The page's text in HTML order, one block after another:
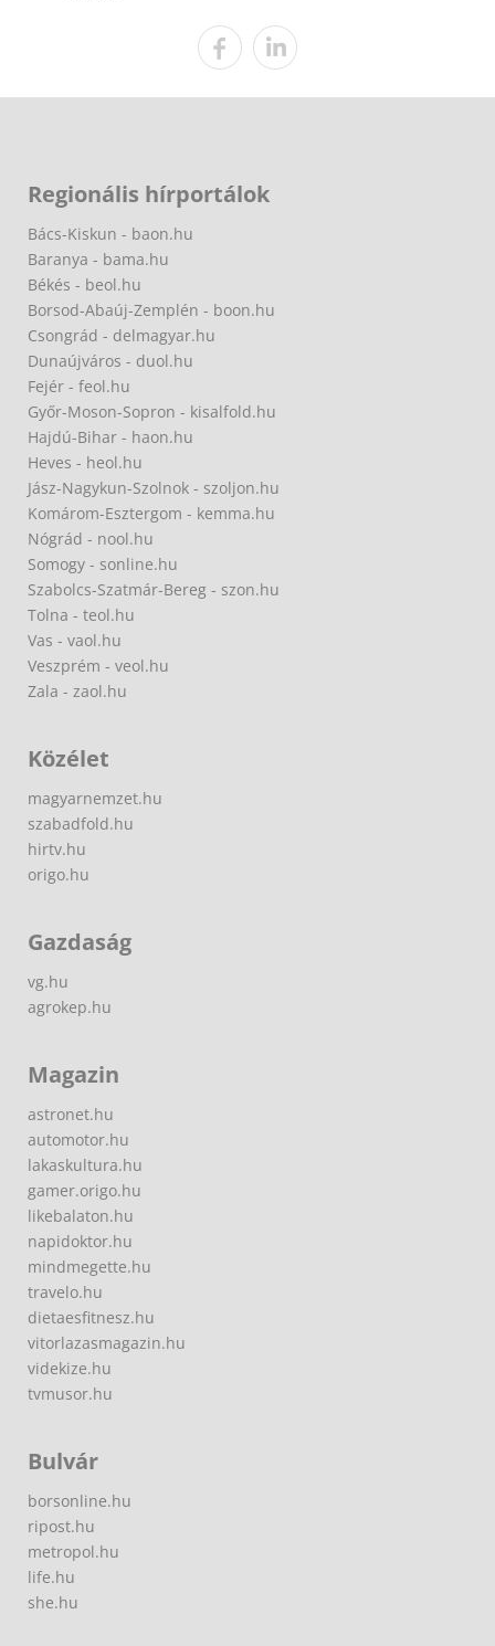
Regionális hírportálok
Bács-Kiskun - baon.hu
Baranya - bama.hu
Békés - beol.hu
Borsod-Abaúj-Zemplén - boon.hu
Csongrád - delmagyar.hu
Dunaújváros - duol.hu
Fejér - feol.hu
Győr-Moson-Sopron - kisalfold.hu
Hajdú-Bihar - haon.hu
Heves - heol.hu
Jász-Nagykun-Szolnok - szoljon.hu
Komárom-Esztergom - kemma.hu
Nógrád - nool.hu
Somogy - sonline.hu
Szabolcs-Szatmár-Bereg - szon.hu
Tolna - teol.hu
Vas - vaol.hu
Veszprém - veol.hu
Zala - zaol.hu
Közélet
magyarnemzet.hu
szabadfold.hu
hirtv.hu
origo.hu
Gazdaság
vg.hu
agrokep.hu
Magazin
astronet.hu
automotor.hu
lakaskultura.hu
gamer.origo.hu
likebalaton.hu
napidoktor.hu
mindmegette.hu
travelo.hu
dietaesfitnesz.hu
vitorlazasmagazin.hu
videkize.hu
tvmusor.hu
Bulvár
borsonline.hu
ripost.hu
metropol.hu
life.hu
she.hu